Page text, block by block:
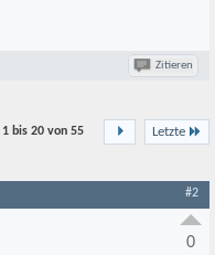
Zitieren
Letzte
1 bis 20 von 55
#2
0